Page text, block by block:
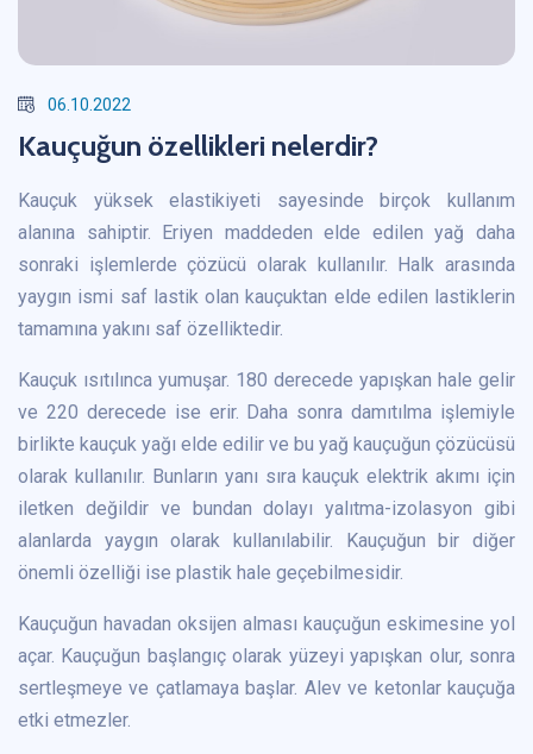
06.10.2022
Kauçuğun özellikleri nelerdir?
Kauçuk yüksek elastikiyeti sayesinde birçok kullanım
alanına sahiptir. Eriyen maddeden elde edilen yağ daha
sonraki işlemlerde çözücü olarak kullanılır. Halk arasında
yaygın ismi saf lastik olan kauçuktan elde edilen lastiklerin
tamamına yakını saf özelliktedir.
Kauçuk ısıtılınca yumuşar. 180 derecede yapışkan hale gelir
ve 220 derecede ise erir. Daha sonra damıtılma işlemiyle
birlikte kauçuk yağı elde edilir ve bu yağ kauçuğun çözücüsü
olarak kullanılır. Bunların yanı sıra kauçuk elektrik akımı için
iletken değildir ve bundan dolayı yalıtma-izolasyon gibi
alanlarda yaygın olarak kullanılabilir. Kauçuğun bir diğer
önemli özelliği ise plastik hale geçebilmesidir.
Kauçuğun havadan oksijen alması kauçuğun eskimesine yol
açar. Kauçuğun başlangıç olarak yüzeyi yapışkan olur, sonra
sertleşmeye ve çatlamaya başlar. Alev ve ketonlar kauçuğa
etki etmezler.